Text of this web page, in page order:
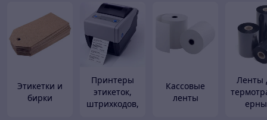
Этикетки и
бирки
Принтеры
этикеток,
штрихкодов,
Кассовые
ленты
Ленты